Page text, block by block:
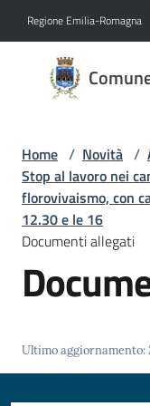
Regione Emilia-Romagna
Comune
di
Emilia
Amministrazione
Novità
Menu selezionato
Vivere
Home / Novità /
Stop al lavoro nei
florovivaismo, con
12.30 e le 16
Documenti allegati
Ultimo aggiornamento: